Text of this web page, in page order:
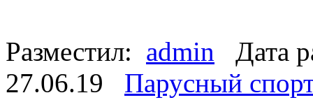
Разместил: admin Дата
27.06.19 Парусный